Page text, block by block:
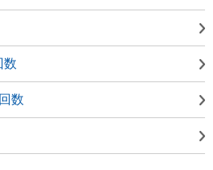
数
数